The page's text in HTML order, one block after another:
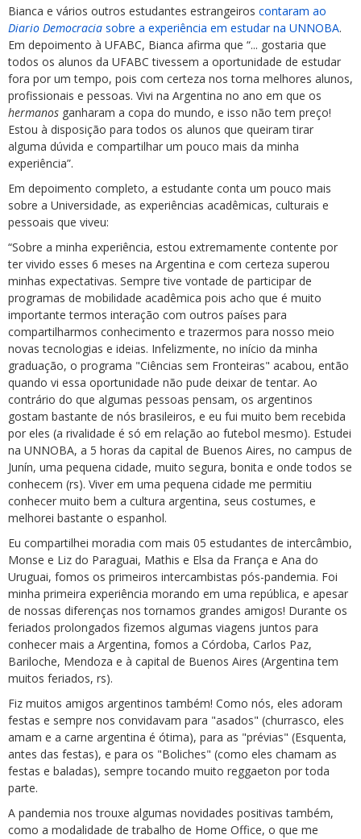
Bianca e vários outros estudantes estrangeiros contaram ao
Diario Democracia sobre a experiência em estudar na UNNOBA.
Em depoimento à UFABC, Bianca afirma que “... gostaria que
todos os alunos da UFABC tivessem a oportunidade de estudar
fora por um tempo, pois com certeza nos torna melhores alunos,
profissionais e pessoas. Vivi na Argentina no ano em que os
hermanos ganharam a copa do mundo, e isso não tem preço!
Estou à disposição para todos os alunos que queiram tirar
alguma dúvida e compartilhar um pouco mais da minha
experiência”.
Em depoimento completo, a estudante conta um pouco mais
sobre a Universidade, as experiências acadêmicas, culturais e
pessoais que viveu:
“Sobre a minha experiência, estou extremamente contente por
ter vivido esses 6 meses na Argentina e com certeza superou
minhas expectativas. Sempre tive vontade de participar de
programas de mobilidade acadêmica pois acho que é muito
importante termos interação com outros países para
compartilharmos conhecimento e trazermos para nosso meio
novas tecnologias e ideias. Infelizmente, no início da minha
graduação, o programa "Ciências sem Fronteiras" acabou, então
quando vi essa oportunidade não pude deixar de tentar. Ao
contrário do que algumas pessoas pensam, os argentinos
gostam bastante de nós brasileiros, e eu fui muito bem recebida
por eles (a rivalidade é só em relação ao futebol mesmo). Estudei
na UNNOBA, a 5 horas da capital de Buenos Aires, no campus de
Junín, uma pequena cidade, muito segura, bonita e onde todos se
conhecem (rs). Viver em uma pequena cidade me permitiu
conhecer muito bem a cultura argentina, seus costumes, e
melhorei bastante o espanhol.
Eu compartilhei moradia com mais 05 estudantes de intercâmbio,
Monse e Liz do Paraguai, Mathis e Elsa da França e Ana do
Uruguai, fomos os primeiros intercambistas pós-pandemia. Foi
minha primeira experiência morando em uma república, e apesar
de nossas diferenças nos tornamos grandes amigos! Durante os
feriados prolongados fizemos algumas viagens juntos para
conhecer mais a Argentina, fomos a Córdoba, Carlos Paz,
Bariloche, Mendoza e à capital de Buenos Aires (Argentina tem
muitos feriados, rs).
Fiz muitos amigos argentinos também! Como nós, eles adoram
festas e sempre nos convidavam para "asados" (churrasco, eles
amam e a carne argentina é ótima), para as "prévias" (Esquenta,
antes das festas), e para os "Boliches" (como eles chamam as
festas e baladas), sempre tocando muito reggaeton por toda
parte.
A pandemia nos trouxe algumas novidades positivas também,
como a modalidade de trabalho de Home Office, o que me